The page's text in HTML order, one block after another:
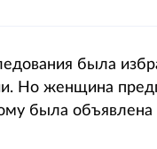
была
Но женщина
была объявлена